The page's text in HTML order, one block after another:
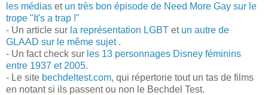
les médias et un très bon épisode de Need More Gay sur le
trope "It's a trap !"
- Un article sur la représentation LGBT et un autre de
GLAAD sur le même sujet.
- Un fact check sur les 13 personnages Disney féminins
entre 1937 et 2005.
- Le site bechdeltest.com, qui répertorie tout un tas de films
en notant si ils passent ou non le Bechdel Test.